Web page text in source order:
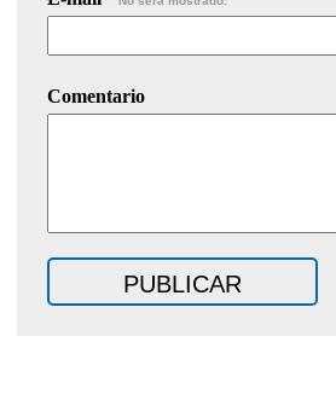
Comentario